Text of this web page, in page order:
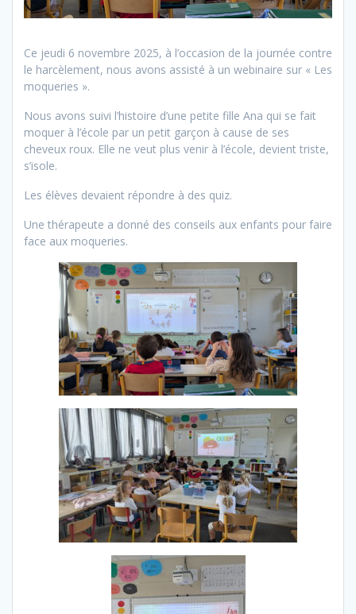
Ce jeudi 6 novembre 2025, à l’occasion de la journée contre
le harcèlement, nous avons assisté à un webinaire sur « Les
moqueries ».
Nous avons suivi l’histoire d’une petite fille Ana qui se fait
moquer à l’école par un petit garçon à cause de ses
cheveux roux. Elle ne veut plus venir à l’école, devient triste,
s’isole.
Les élèves devaient répondre à des quiz.
Une thérapeute a donné des conseils aux enfants pour faire
face aux moqueries.